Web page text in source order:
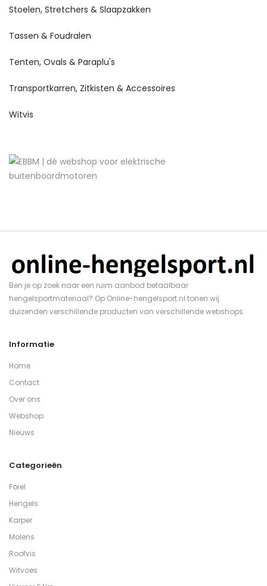
Stoelen, Stretchers & Slaapzakken
Tassen & Foudralen
Tenten, Ovals & Paraplu's
Transportkarren, Zitkisten & Accessoires
Witvis
Ben je op zoek naar een ruim aanbod betaalbaar
hengelsportmateriaal? Op Online-hengelsport.nl tonen wij
duizenden verschillende producten van verschillende webshops.
Informatie
Home
Contact
Over ons
Webshop
Nieuws
Categorieën
Forel
Hengels
Karper
Molens
Roofvis
Witvoes